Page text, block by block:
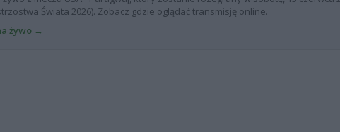
Świata 2026). Zobacz gdzie oglądać transmisję online.
żywo →